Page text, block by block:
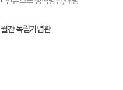
월간 독립기념관